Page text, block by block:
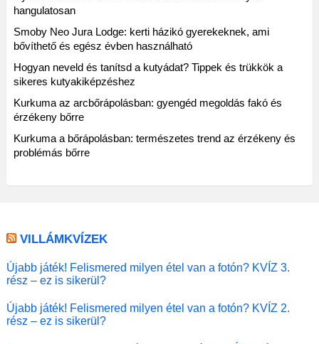
hangulatosan
Smoby Neo Jura Lodge: kerti házikó gyerekeknek, ami
bővíthető és egész évben használható
Hogyan neveld és tanítsd a kutyádat? Tippek és trükkök a
sikeres kutyakiképzéshez
Kurkuma az arcbőrápolásban: gyengéd megoldás fakó és
érzékeny bőrre
Kurkuma a bőrápolásban: természetes trend az érzékeny és
problémás bőrre
VILLÁMKVÍZEK
Újabb játék! Felismered milyen étel van a fotón? KVÍZ 3.
rész – ez is sikerül?
Újabb játék! Felismered milyen étel van a fotón? KVÍZ 2.
rész – ez is sikerül?